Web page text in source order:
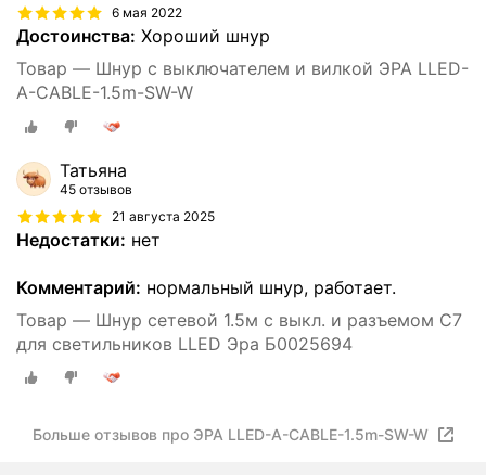
6 мая 2022
Достоинства: Хороший шнур
Товар — Шнур с выключателем и вилкой ЭРА LLED-
A-CABLE-1.5m-SW-W
Татьяна
45 отзывов
21 августа 2025
Недостатки: нет
Комментарий: нормальный шнур, работает.
Товар — Шнур сетевой 1.5м с выкл. и разъемом C7
для светильников LLED Эра Б0025694
Больше отзывов про ЭРА LLED-A-CABLE-1.5m-SW-W